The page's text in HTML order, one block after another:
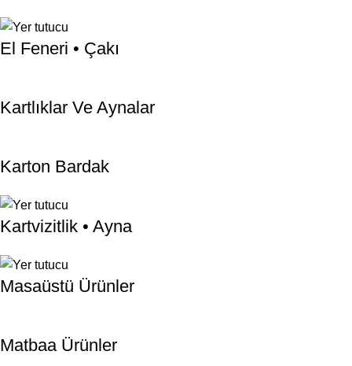
El Feneri • Çakı
Kartlıklar Ve Aynalar
Karton Bardak
Kartvizitlik • Ayna
Masaüstü Ürünler
Matbaa Ürünler